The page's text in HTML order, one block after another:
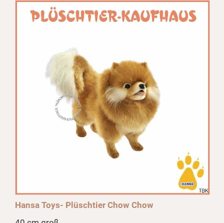
Hansa Toys- Plüschtier Chow Chow